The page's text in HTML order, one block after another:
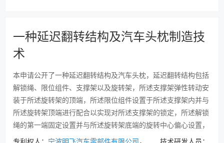
一种延迟翻转结构及汽车头枕制造技
术
本申请公开了一种延迟翻转结构及汽车头枕，延迟翻转结构包括
解锁绳、限位组件、支撑架以及旋转架，所述支撑架弹性转动安
装于所述旋转架的顶端，所述限位组件设置于所述支撑架内并与
所述旋转架顶端进行配合以实现对所述支撑架的锁定，所述解锁
绳的第一端固定设置并与所述旋转架底端的旋转中心偏心设置，
专利权人： 宁波明飞汽车零部件有限公司， 技术研发人员：